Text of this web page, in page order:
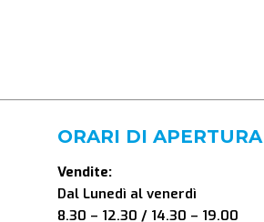
ORARI DI APERTURA
Vendite:
Dal Lunedì al venerdì
8.30 – 12.30 / 14.30 – 19.00